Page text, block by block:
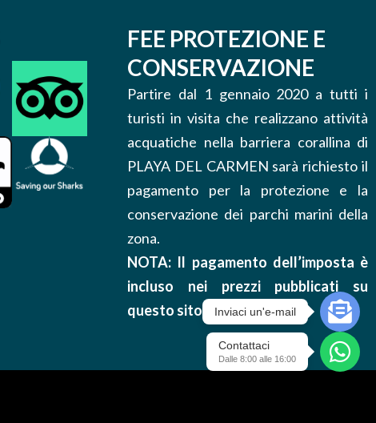
Inviaci un'e-mail
Contattaci
Dalle 8:00 alle 16:00
FEE PROTEZIONE E
CONSERVAZIONE
Partire dal 1 gennaio 2020 a tutti i
turisti in visita che realizzano attività
acquatiche nella barriera corallina di
PLAYA DEL CARMEN sarà richiesto il
pagamento per la protezione e la
conservazione dei parchi marini della
zona.
NOTA: Il pagamento dell’imposta è
incluso nei prezzi pubblicati su
questo sito.